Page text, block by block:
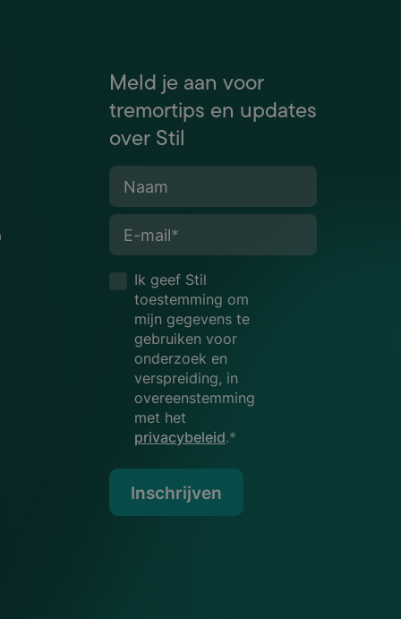
Meld je aan voor
tremortips en updates
over Stil
Naam
E-mail*
Ik geef Stil
toestemming om
mijn gegevens te
gebruiken voor
onderzoek en
verspreiding, in
overeenstemming
met het
privacybeleid.*
Inschrijven